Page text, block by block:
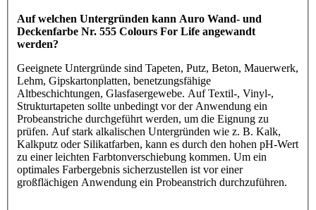
Auf welchen Untergründen kann Auro Wand- und
Deckenfarbe Nr. 555 Colours For Life angewandt
werden?
Geeignete Untergründe sind Tapeten, Putz, Beton, Mauerwerk,
Lehm, Gipskartonplatten, benetzungsfähige
Altbeschichtungen, Glasfasergewebe. Auf Textil-, Vinyl-,
Strukturtapeten sollte unbedingt vor der Anwendung ein
Probeanstriche durchgeführt werden, um die Eignung zu
prüfen. Auf stark alkalischen Untergründen wie z. B. Kalk,
Kalkputz oder Silikatfarben, kann es durch den hohen pH-Wert
zu einer leichten Farbtonverschiebung kommen. Um ein
optimales Farbergebnis sicherzustellen ist vor einer
großflächigen Anwendung ein Probeanstrich durchzuführen.